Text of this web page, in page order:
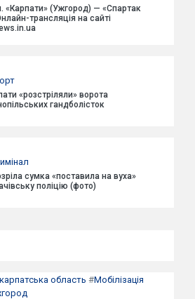
«Карпати» (Ужгород) — «Спартак
трансляція на сайті
«розстріляли» ворота
гандболісток
сумка «поставила на вуха»
поліцію (фото)
область #Мобілізація